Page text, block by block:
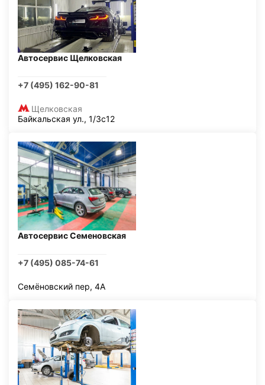
Автосервис Щелковская
+7 (495) 162-90-81
Щелковская
Байкальская ул., 1/3с12
Автосервис Семеновская
+7 (495) 085-74-61
Семёновский пер, 4А